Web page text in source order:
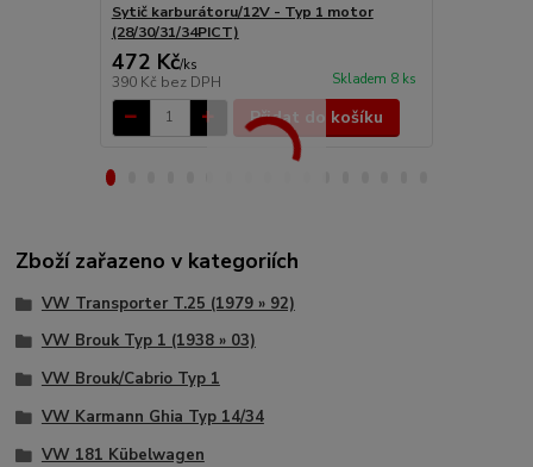
Sytič karburátoru/12V - Typ 1 motor
(28/30/31/34PICT)
472 Kč/ks
390 Kč bez DPH Skladem 8 ks
Přidat do košíku
Zboží zařazeno v kategoriích
VW Transporter T.25 (1979 » 92)
VW Brouk Typ 1 (1938 » 03)
VW Brouk/Cabrio Typ 1
VW Karmann Ghia Typ 14/34
VW 181 Kübelwagen